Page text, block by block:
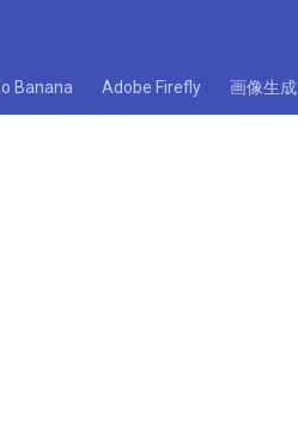
Banana Adobe Firefly 画像生成